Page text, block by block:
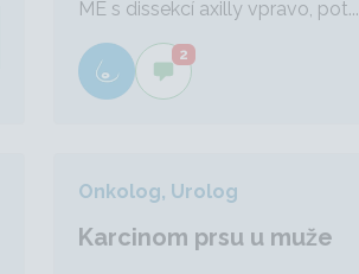
ME s dissekcí axilly vpravo, pot...
2
Onkolog, Urolog
Karcinom prsu u muže